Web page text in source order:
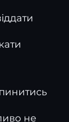
не